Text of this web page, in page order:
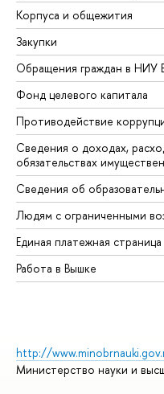
Корпуса и общежития
Закупки
Обращения граждан в
Фонд целевого капитала
Противодействие
Сведения о доходах,
обязательствах
Сведения об
Людям с ограниченными
Единая платежная страница
Работа в Вышке
http://
Министерство науки и